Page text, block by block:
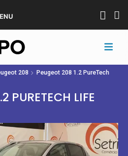
208
Peugeot 208 1.2 PureTech
PURETECH LIFE